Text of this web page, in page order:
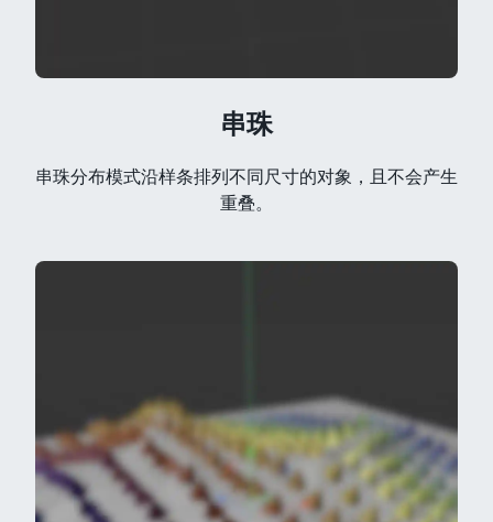
串珠
串珠分布模式沿样条排列不同尺寸的对象，且不会产生
重叠。